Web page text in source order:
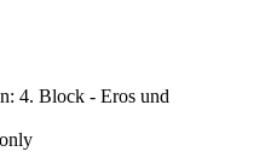
4. Block - Eros und